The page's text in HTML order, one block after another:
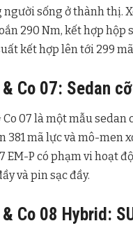
sống ở thành thị.
290 Nm, kết hợp hộp
kết hợp lên tới 299
& Co 07: Sedan
Co 07 là một mẫu
381 mã lực và mô-men
EM-P có phạm vi hoạt
và pin sạc đầy.
& Co 08 Hybrid: